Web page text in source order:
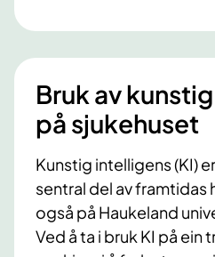
Bruk av
på sjukehuset
Kunstig intelligens (KI)
sentral del av framtidas
også på Haukeland
Ved å ta i bruk KI på